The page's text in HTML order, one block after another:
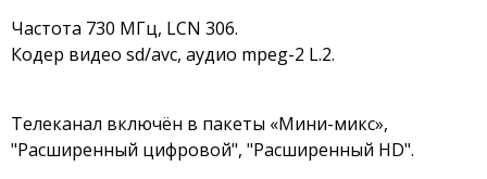
Частота 730 МГц, LCN 306.
Кодер видео sd/avc, аудио mpeg-2 L.2.
Телеканал включён в пакеты «Мини-микс»,
"Расширенный цифровой", "Расширенный HD".